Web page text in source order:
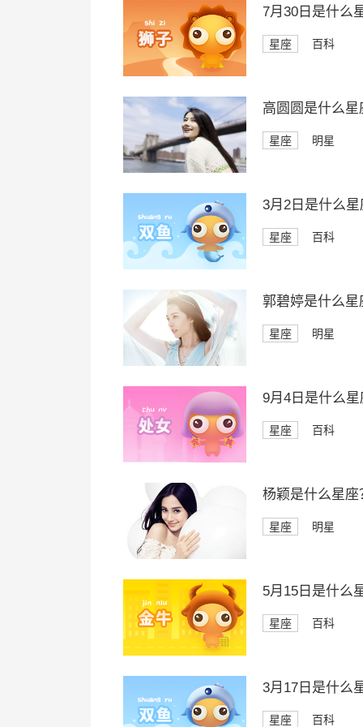
7月30日是什么
星座 百科
高圆圆是什么星
星座 明星
3月2日是什么星
星座 百科
郭碧婷是什么星
星座 明星
9月4日是什么星
星座 百科
杨颖是什么星座
星座 明星
5月15日是什么
星座 百科
3月17日是什么
星座 百科